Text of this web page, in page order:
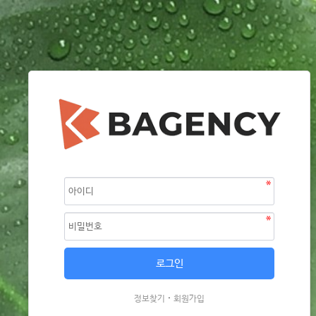
정보찾기 · 회원가입